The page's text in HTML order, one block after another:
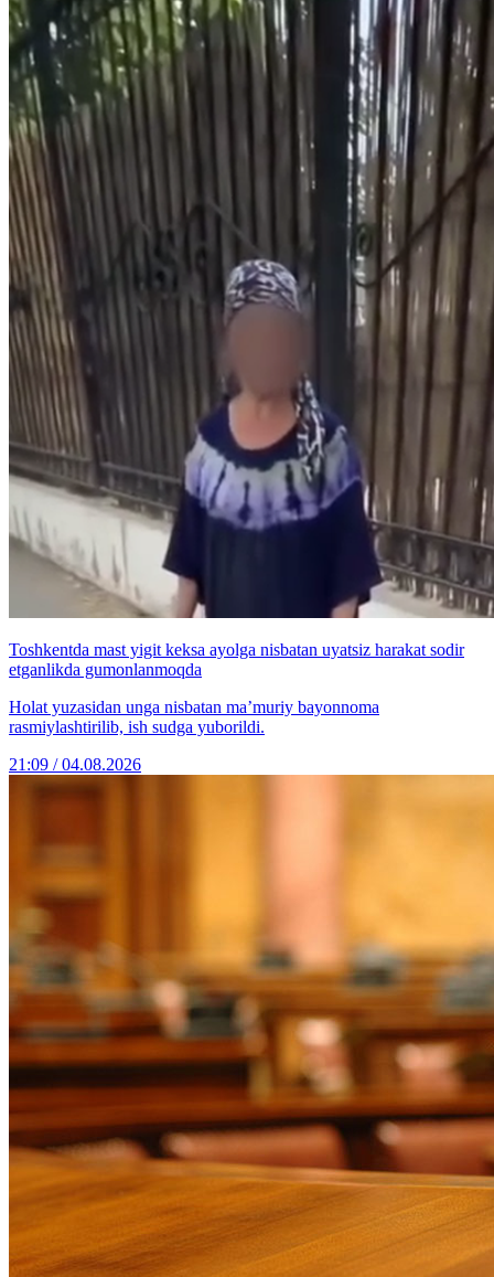
Toshkentda mast yigit keksa ayolga nisbatan uyatsiz harakat sodir
etganlikda gumonlanmoqda
Holat yuzasidan unga nisbatan ma’muriy bayonnoma
rasmiylashtirilib, ish sudga yuborildi.
21:09 / 04.08.2026